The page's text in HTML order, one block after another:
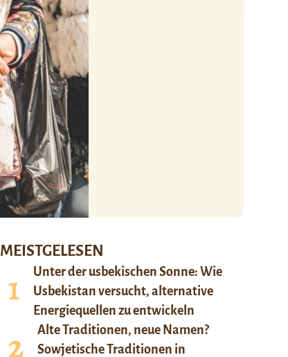
MEISTGELESEN
Unter der usbekischen Sonne: Wie
Usbekistan versucht, alternative
Energiequellen zu entwickeln
Alte Traditionen, neue Namen?
Sowjetische Traditionen in